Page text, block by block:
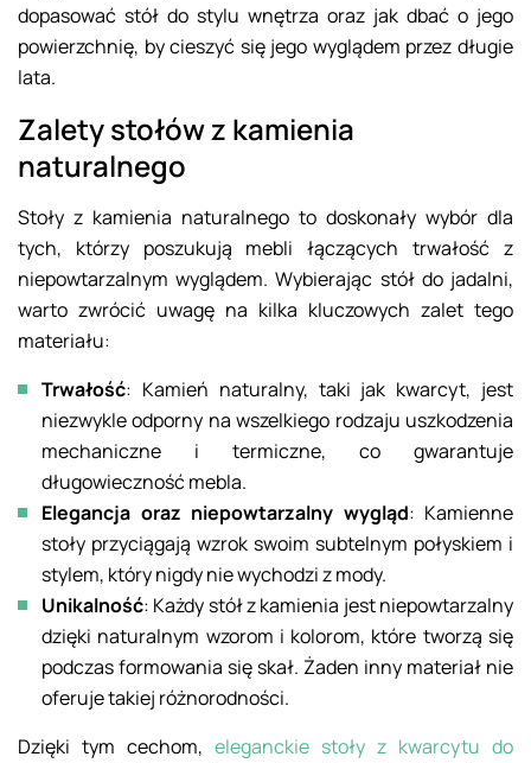
dopasować stół do stylu wnętrza oraz jak dbać o jego
powierzchnię, by cieszyć się jego wyglądem przez długie
lata.
Zalety stołów z kamienia
naturalnego
Stoły z kamienia naturalnego to doskonały wybór dla
tych, którzy poszukują mebli łączących trwałość z
niepowtarzalnym wyglądem. Wybierając stół do jadalni,
warto zwrócić uwagę na kilka kluczowych zalet tego
materiału:
Trwałość: Kamień naturalny, taki jak kwarcyt, jest
niezwykle odporny na wszelkiego rodzaju uszkodzenia
mechaniczne i termiczne, co gwarantuje
długowieczność mebla.
Elegancja oraz niepowtarzalny wygląd: Kamienne
stoły przyciągają wzrok swoim subtelnym połyskiem i
stylem, który nigdy nie wychodzi z mody.
Unikalność: Każdy stół z kamienia jest niepowtarzalny
dzięki naturalnym wzorom i kolorom, które tworzą się
podczas formowania się skał. Żaden inny materiał nie
oferuje takiej różnorodności.
Dzięki tym cechom, eleganckie stoły z kwarcytu do